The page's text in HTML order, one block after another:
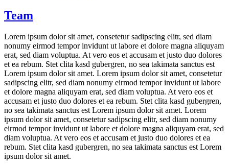
Team
Lorem ipsum dolor sit amet, consetetur sadipscing elitr, sed diam
nonumy eirmod tempor invidunt ut labore et dolore magna aliquyam
erat, sed diam voluptua. At vero eos et accusam et justo duo dolores
et ea rebum. Stet clita kasd gubergren, no sea takimata sanctus est
Lorem ipsum dolor sit amet. Lorem ipsum dolor sit amet, consetetur
sadipscing elitr, sed diam nonumy eirmod tempor invidunt ut labore
et dolore magna aliquyam erat, sed diam voluptua. At vero eos et
accusam et justo duo dolores et ea rebum. Stet clita kasd gubergren,
no sea takimata sanctus est Lorem ipsum dolor sit amet. Lorem
ipsum dolor sit amet, consetetur sadipscing elitr, sed diam nonumy
eirmod tempor invidunt ut labore et dolore magna aliquyam erat, sed
diam voluptua. At vero eos et accusam et justo duo dolores et ea
rebum. Stet clita kasd gubergren, no sea takimata sanctus est Lorem
ipsum dolor sit amet.